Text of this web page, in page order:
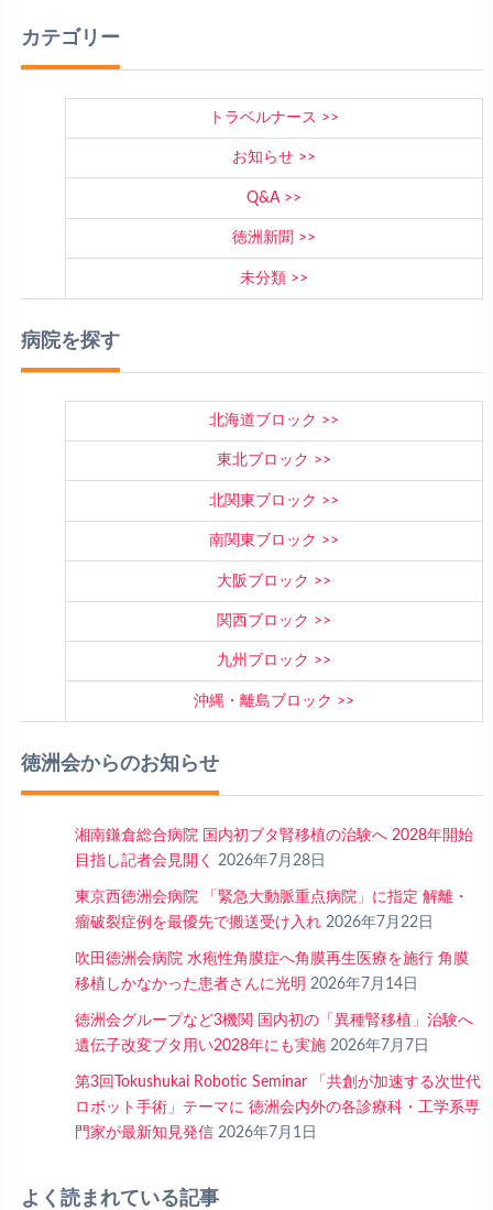
カテゴリー
トラベルナース
お知らせ
Q&A
徳洲新聞
未分類
病院を探す
北海道ブロック
東北ブロック
北関東ブロック
南関東ブロック
大阪ブロック
関西ブロック
九州ブロック
沖縄・離島ブロック
徳洲会からのお知らせ
湘南鎌倉総合病院 国内初ブタ腎移植の治験へ 2028年開始
目指し記者会見開く
2026年7月28日
東京西徳洲会病院 「緊急大動脈重点病院」に指定 解離・
瘤破裂症例を最優先で搬送受け入れ 2026年7月22日
吹田徳洲会病院 水疱性角膜症へ角膜再生医療を施行 角膜
移植しかなかった患者さんに光明 2026年7月14日
徳洲会グループなど3機関 国内初の「異種腎移植」治験へ
遺伝子改変ブタ用い2028年にも実施 2026年7月7日
第3回Tokushukai Robotic Seminar 「共創が加速する次世代
ロボット手術」テーマに 徳洲会内外の各診療科・工学系専
門家が最新知見発信 2026年7月1日
よく読まれている記事